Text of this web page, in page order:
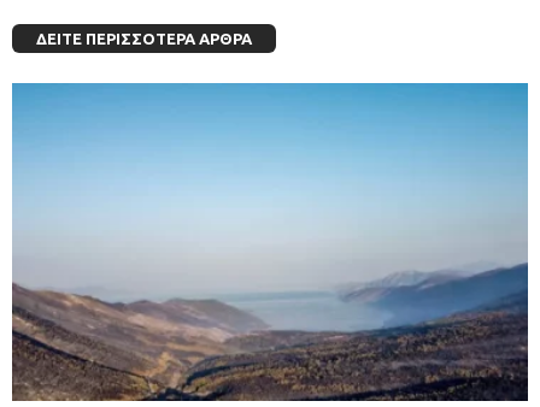
ΔΕΊΤΕ ΠΕΡΙΣΣΌΤΕΡΑ ΆΡΘΡΑ